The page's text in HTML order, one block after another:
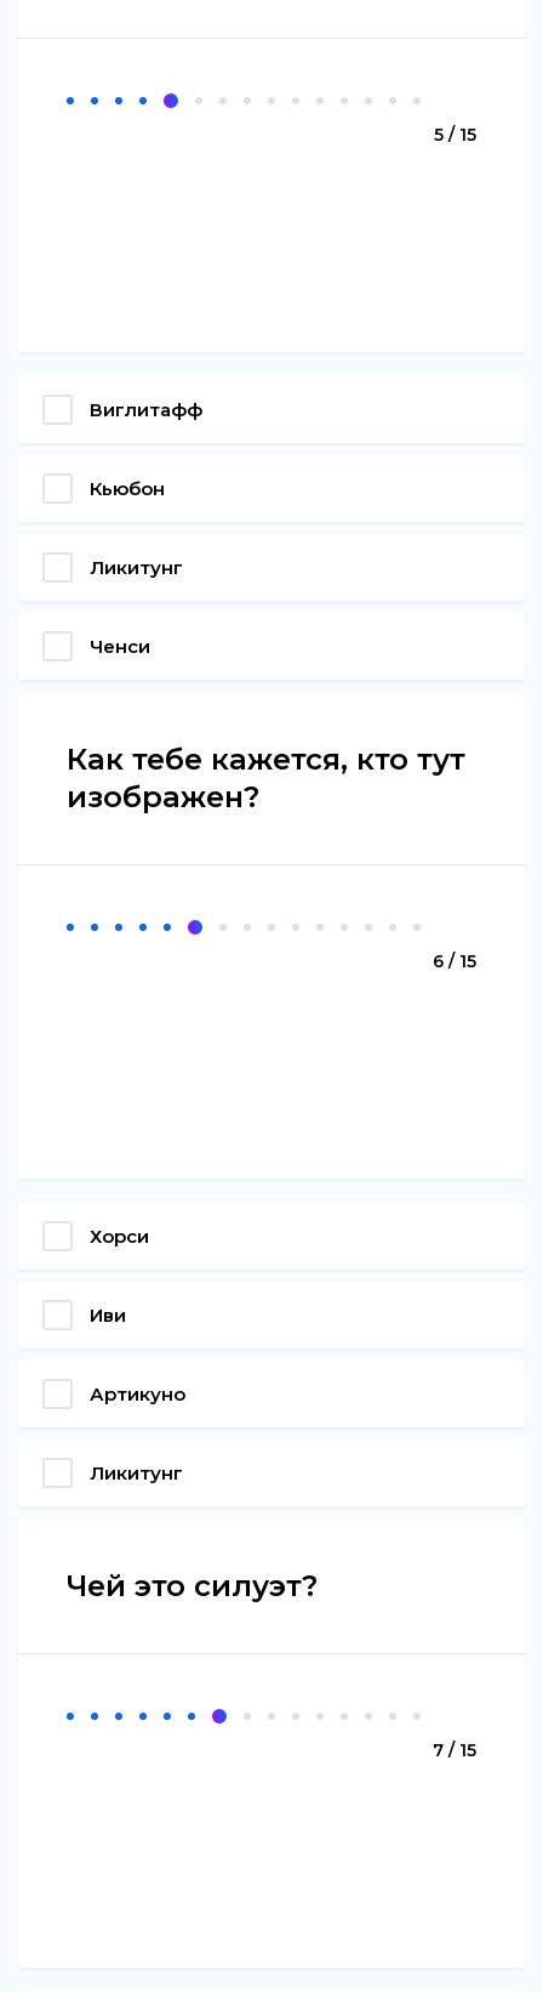
5 / 15
Виглитафф
Кьюбон
Ликитунг
Ченси
Как тебе кажется, кто тут
изображен?
6 / 15
Хорси
Иви
Артикуно
Ликитунг
Чей это силуэт?
7 / 15